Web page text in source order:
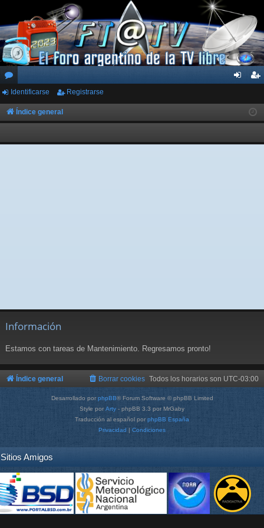
or
os
ar
ist
rs
Identificarse Registrarse
Índice general
Información
Estamos con tareas de Mantenimiento. Regresamos pronto!
Índice general Todos los horarios son UTC-03:00
Borrar cookies
Desarrollado por phpBB® Forum Software © phpBB Limited
Style por Arty - phpBB 3.3 por MrGaby
Traducción al español por phpBB España
Privacidad | Condiciones
Sitios Amigos